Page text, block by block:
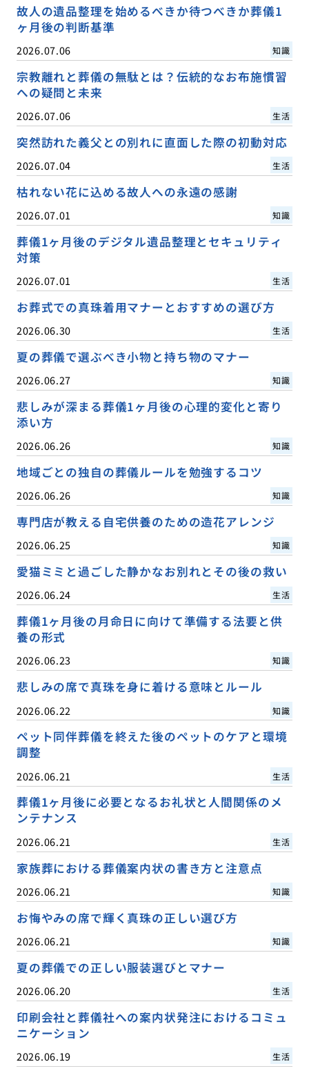
故人の遺品整理を始めるべきか待つべきか葬儀1
ヶ月後の判断基準
2026.07.06 知識
宗教離れと葬儀の無駄とは？伝統的なお布施慣習
への疑問と未来
2026.07.06 生活
突然訪れた義父との別れに直面した際の初動対応
2026.07.04 生活
枯れない花に込める故人への永遠の感謝
2026.07.01 知識
葬儀1ヶ月後のデジタル遺品整理とセキュリティ
対策
2026.07.01 生活
お葬式での真珠着用マナーとおすすめの選び方
2026.06.30 生活
夏の葬儀で選ぶべき小物と持ち物のマナー
2026.06.27 知識
悲しみが深まる葬儀1ヶ月後の心理的変化と寄り
添い方
2026.06.26 知識
地域ごとの独自の葬儀ルールを勉強するコツ
2026.06.26 知識
専門店が教える自宅供養のための造花アレンジ
2026.06.25 知識
愛猫ミミと過ごした静かなお別れとその後の救い
2026.06.24 生活
葬儀1ヶ月後の月命日に向けて準備する法要と供
養の形式
2026.06.23 知識
悲しみの席で真珠を身に着ける意味とルール
2026.06.22 知識
ペット同伴葬儀を終えた後のペットのケアと環境
調整
2026.06.21 生活
葬儀1ヶ月後に必要となるお礼状と人間関係のメ
ンテナンス
2026.06.21 生活
家族葬における葬儀案内状の書き方と注意点
2026.06.21 知識
お悔やみの席で輝く真珠の正しい選び方
2026.06.21 知識
夏の葬儀での正しい服装選びとマナー
2026.06.20 生活
印刷会社と葬儀社への案内状発注におけるコミュ
ニケーション
2026.06.19 生活